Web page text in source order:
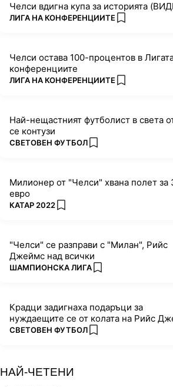
Челси вдигна купа за историята
ПОВЕЧЕ ОТ
ЛИГА НА КОНФЕРЕНЦИИТЕ add favorites
Челси остава 100-процентов в
конференциите
ПОВЕЧЕ ОТ
ЛИГА НА КОНФЕРЕНЦИИТЕ add favorites
Най-нещастният футболист в света
се контузи
ПОВЕЧЕ ОТ
СВЕТОВЕН ФУТБОЛ add favorites
Милионер от "Челси" хвана полет за
евро
ПОВЕЧЕ ОТ
КАТАР 2022 add favorites
"Челси" се разправи с "Милан", Рийс
Джеймс над всички
ПОВЕЧЕ ОТ
ШАМПИОНСКА ЛИГА add favorites
Крадци задигнаха подаръци за
нуждаещите се от колата на Рийс
ПОВЕЧЕ ОТ
СВЕТОВЕН ФУТБОЛ add favorites
НАЙ-ЧЕТЕНИ